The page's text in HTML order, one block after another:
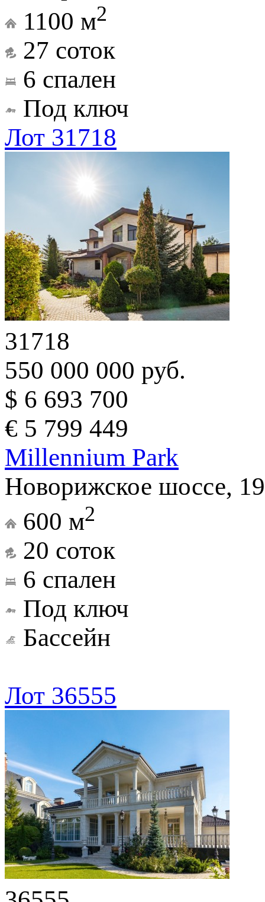
1100 м2
27 соток
6 спален
Под ключ
Лот 31718
31718
550 000 000 руб.
$ 6 693 700
€ 5 799 449
Millennium Park
Новорижское шоссе,
600 м2
20 соток
6 спален
Под ключ
Бассейн
Лот 36555